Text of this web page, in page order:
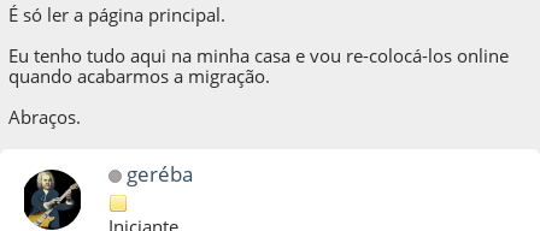
É só ler a página principal.
Eu tenho tudo aqui na minha casa e vou re-colocá-los online
quando acabarmos a migração.
Abraços.
geréba